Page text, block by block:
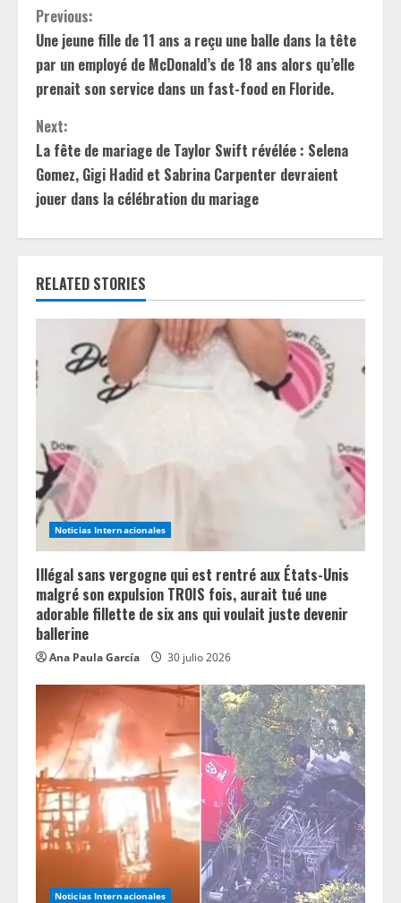
C
o
n
t
i
n
u
e
R
e
a
d
i
n
g
Previous:
Une jeune fille de 11 ans a reçu une balle dans la tête
par un employé de McDonald’s de 18 ans alors qu’elle
prenait son service dans un fast-food en Floride.
Next:
La fête de mariage de Taylor Swift révélée : Selena
Gomez, Gigi Hadid et Sabrina Carpenter devraient
jouer dans la célébration du mariage
RELATED STORIES
Noticias Internacionales
Illégal sans vergogne qui est rentré aux États-Unis
malgré son expulsion TROIS fois, aurait tué une
adorable fillette de six ans qui voulait juste devenir
ballerine
Ana Paula García 30 julio 2026
Noticias Internacionales